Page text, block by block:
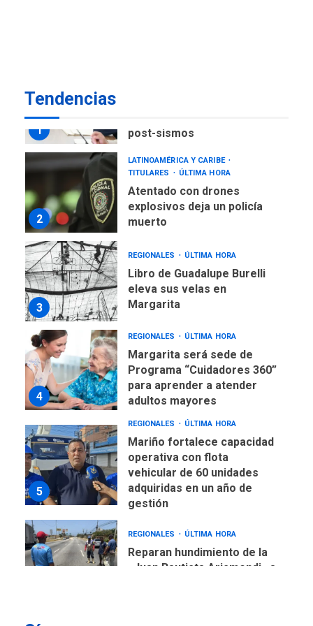
Tendencias
1
post-sismos
2
LATINOAMÉRICA Y CARIBE
TITULARES
ÚLTIMA HORA
Atentado con drones
explosivos deja un policía
muerto
3
REGIONALES ÚLTIMA HORA
Libro de Guadalupe Burelli
eleva sus velas en
Margarita
4
REGIONALES ÚLTIMA HORA
Margarita será sede de
Programa “Cuidadores 360”
para aprender a atender
adultos mayores
5
REGIONALES ÚLTIMA HORA
Mariño fortalece capacidad
operativa con flota
vehicular de 60 unidades
adquiridas en un año de
gestión
REGIONALES ÚLTIMA HORA
Reparan hundimiento de la
«Juan Bautista Arismendi» a